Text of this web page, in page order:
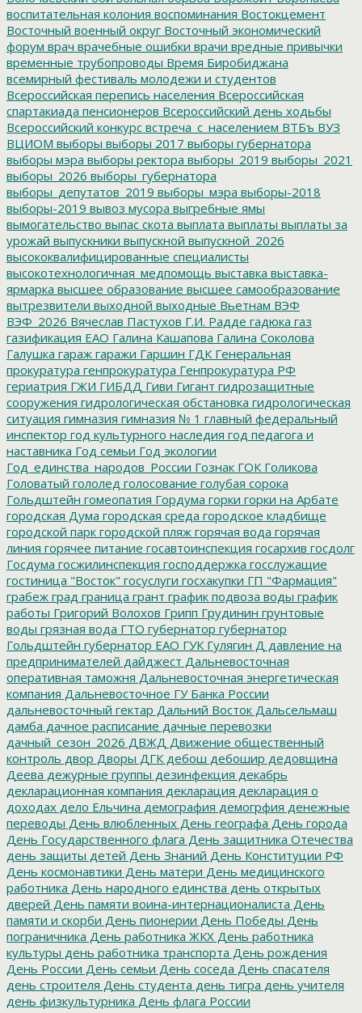
воспитательная колония воспоминания Востокцемент
Восточный военный округ Восточный экономический
форум врач врачебные ошибки врачи вредные привычки
временные трубопроводы Время Биробиджана
всемирный фестиваль молодежи и студентов
Всероссийская перепись населения Всероссийская
спартакиада пенсионеров Всероссийский день ходьбы
Всероссийский конкурс встреча_с_населением ВТБъ ВУЗ
ВЦИОМ выборы выборы 2017 выборы губернатора
выборы мэра выборы ректора выборы_2019 выборы_2021
выборы_2026 выборы_губернатора
выборы_депутатов_2019 выборы_мэра выборы-2018
выборы-2019 вывоз мусора выгребные ямы
вымогательство выпас скота выплата выплаты выплаты за
урожай выпускники выпускной выпускной_2026
высококвалифицированные специалисты
высокотехнологичная_медпомощь выставка выставка-
ярмарка высшее образование высшее самообразование
вытрезвители выходной выходные Вьетнам ВЭФ
ВЭФ_2026 Вячеслав Пастухов Г.И. Радде гадюка газ
газификация ЕАО Галина Кашапова Галина Соколова
Галушка гараж гаражи Гаршин ГДК Генеральная
прокуратура генпрокуратура Генпрокуратура РФ
гериатрия ГЖИ ГИБДД Гиви Гигант гидрозащитные
сооружения гидрологическая обстановка гидрологическая
ситуация гимназия гимназия № 1 главный федеральный
инспектор год культурного наследия год педагога и
наставника Год семьи Год экологии
Год_единства_народов_России Гознак ГОК Голикова
Головатый гололед голосование голубая сорока
Гольдштейн гомеопатия Гордума горки горки на Арбате
городская Дума городская среда городское кладбище
городской парк городской пляж горячая вода горячая
линия горячее питание госавтоинспекция госархив госдолг
Госдума госжилинспекция господдержка госслужащие
гостиница "Восток" госуслуги госхакупки ГП "Фармация"
грабеж град граница грант график подвоза воды график
работы Григорий Волохов Грипп Грудинин грунтовые
воды грязная вода ГТО губернатор губернатор
Гольдштейн губернатор ЕАО ГУК Гулягин Д давление на
предпринимателей дайджест Дальневосточная
оперативная таможня Дальневосточная энергетическая
компания Дальневосточное ГУ Банка России
дальневосточный гектар Дальний Восток Дальсельмаш
дамба дачное расписание дачные перевозки
дачный_сезон_2026 ДВЖД Движение общественный
контроль двор Дворы ДГК дебош дебошир дедовщина
Деева дежурные группы дезинфекция декабрь
декларационная компания декларация декларация о
доходах дело Ельчина демография демогрфия денежные
переводы День влюбленных День географа День города
День Государственного флага День защитника Отечества
день защиты детей День Знаний День Конституции РФ
День космонавтики День матери День медицинского
работника День народного единства день открытых
дверей День памяти воина-интернационалиста День
памяти и скорби День пионерии День Победы День
пограничника День работника ЖКХ День работника
культуры день работника транспорта День рождения
День России День семьи День соседа День спасателя
день строителя День студента день тигра день учителя
день физкультурника День флага России